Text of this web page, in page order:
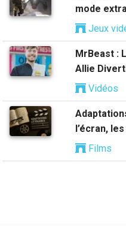
mode
Jeux
MrBeast :
Allie
Vidéos
l’écran,
Films